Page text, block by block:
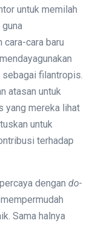
untuk memilah
cara-cara baru
sebagai filantropis.
atasan untuk
yang mereka lihat
untuk
terhadap
dengan do-
Sama halnya